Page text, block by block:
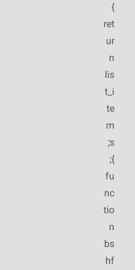
}
ret
ur
n
lis
t_i
te
m
s;
};
fu
nc
tio
n
bs
hf